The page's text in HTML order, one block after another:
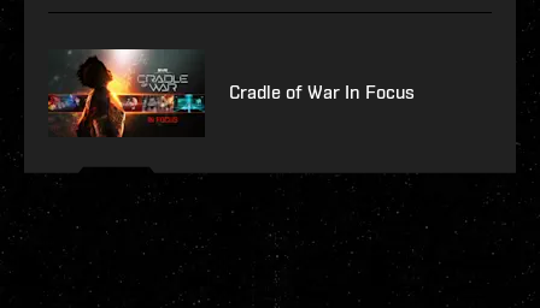
Cradle of War In Focus